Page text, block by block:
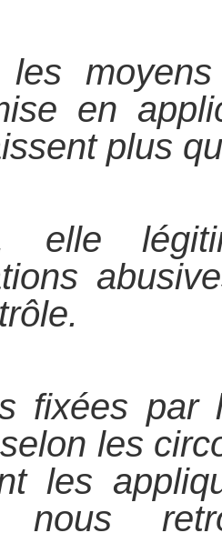
en
plus
elle
fixées par
les
les